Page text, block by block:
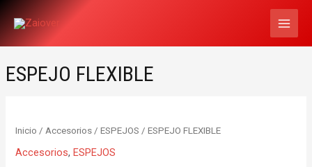
ESPEJO FLEXIBLE
Inicio / Accesorios /ESPEJOS / ESPEJO FLEXIBLE
Accesorios,ESPEJOS